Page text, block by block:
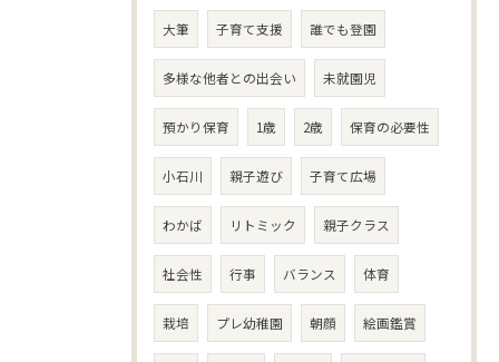
大筆 子育て支援 誰でも登園
多様な他者との出会い 未就園児
預かり保育 1歳 2歳 保育の必要性
小石川 親子遊び 子育て広場
わかば リトミック 親子クラス
社会性 行事 バランス 体育
栽培 プレ幼稚園 朝顔 絵画鑑賞